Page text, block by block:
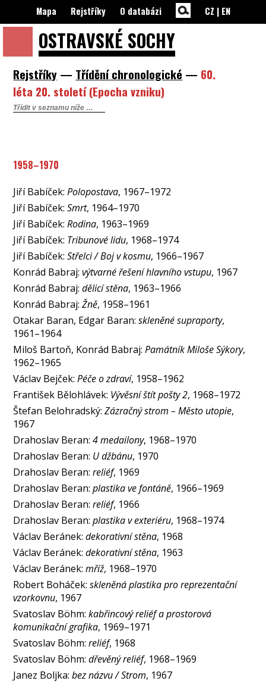
OSTRAVSKÉ SOCHY
Mapa Rejstříky O databázi CZ | EN
Rejstříky — Třídění chronologické — 60.
léta 20. století (Epocha vzniku)
1958–1970
Jiří Babíček:Polopostava, 1967–1972
Jiří Babíček:Smrt, 1964–1970
Jiří Babíček:Rodina, 1963–1969
Jiří Babíček: Tribunové lidu, 1968–1974
Jiří Babíček:Střelci / Boj v kosmu, 1966–1967
Konrád Babraj:výtvarné řešení hlavního vstupu, 1967
Konrád Babraj:dělicí stěna, 1963–1966
Konrád Babraj:Žně, 1958–1961
Otakar Baran, Edgar Baran:skleněné supraporty,
1961–1964
Miloš Bartoň, Konrád Babraj:Památník Miloše Sýkory,
1962–1965
Václav Bejček:Péče o zdraví, 1958–1962
František Bělohlávek: Vývěsní štít pošty 2, 1968–1972
Štefan Belohradský:Zázračný strom – Město utopie,
1967
Drahoslav Beran:4 medailony, 1968–1970
Drahoslav Beran: U džbánu, 1970
Drahoslav Beran:reliéf, 1969
Drahoslav Beran:plastika ve fontáně, 1966–1969
Drahoslav Beran:reliéf, 1966
Drahoslav Beran:plastika v exteriéru, 1968–1974
Václav Beránek:dekorativní stěna, 1968
Václav Beránek:dekorativní stěna, 1963
Václav Beránek:mříž, 1968–1970
Robert Boháček:skleněná plastika pro reprezentační
vzorkovnu, 1967
Svatoslav Böhm:kabřincový reliéf a prostorová
komunikační grafika, 1969–1971
Svatoslav Böhm:reliéf, 1968
Svatoslav Böhm:dřevěný reliéf, 1968–1969
Janez Boljka:bez názvu / Strom, 1967